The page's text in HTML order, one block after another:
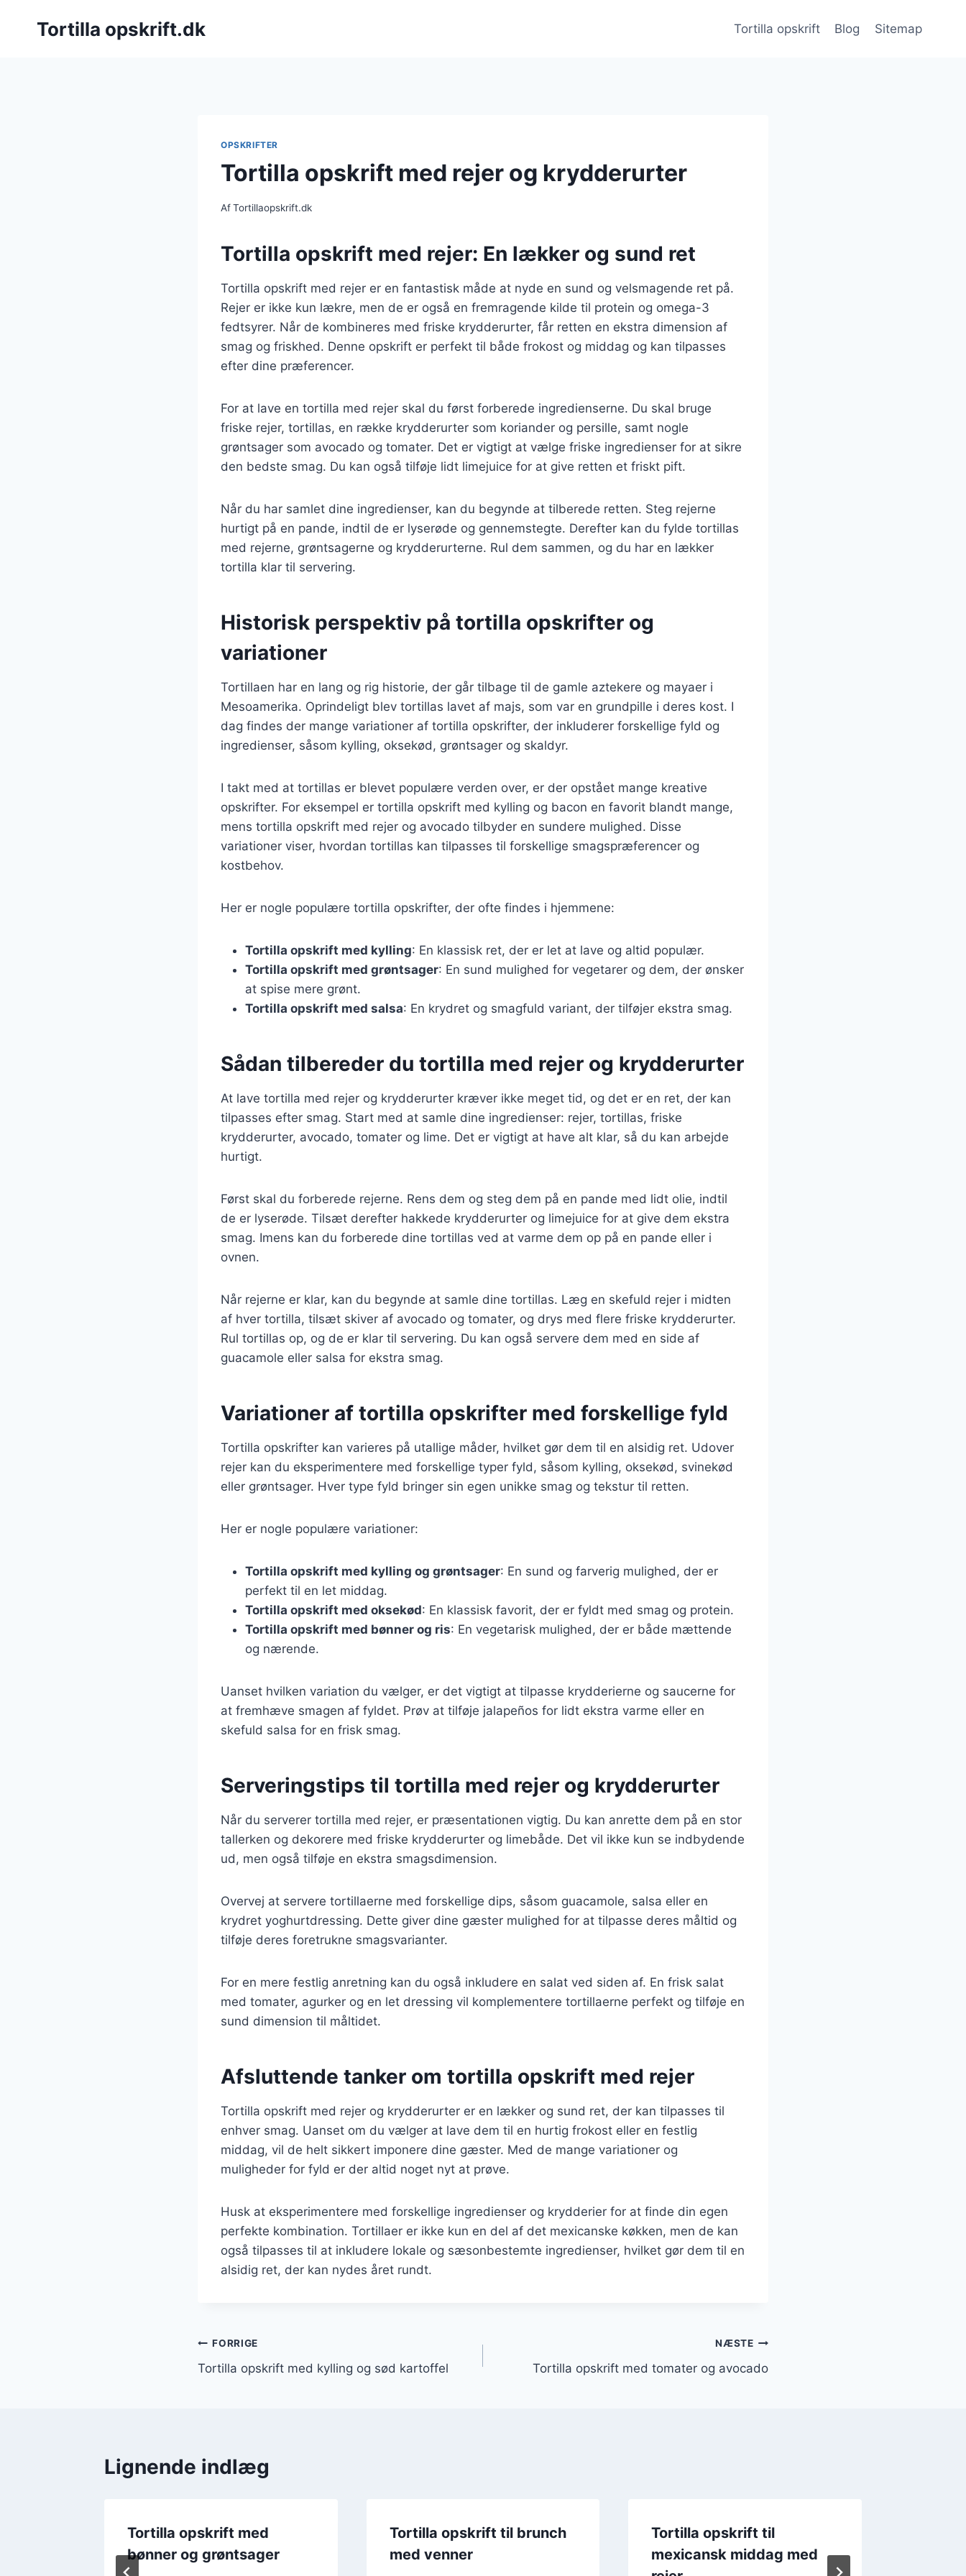
Tortilla opskrift.dk Tortilla opskrift Blog Sitemap
OPSKRIFTER
Tortilla opskrift med rejer og krydderurter
AfTortillaopskrift.dk
Tortilla opskrift med rejer: En lækker og sund ret
Tortilla opskrift med rejer er en fantastisk måde at nyde en sund og velsmagende ret på.
Rejer er ikke kun lækre, men de er også en fremragende kilde til protein og omega-3
fedtsyrer. Når de kombineres med friske krydderurter, får retten en ekstra dimension af
smag og friskhed. Denne opskrift er perfekt til både frokost og middag og kan tilpasses
efter dine præferencer.
For at lave en tortilla med rejer skal du først forberede ingredienserne. Du skal bruge
friske rejer, tortillas, en række krydderurter som koriander og persille, samt nogle
grøntsager som avocado og tomater. Det er vigtigt at vælge friske ingredienser for at sikre
den bedste smag. Du kan også tilføje lidt limejuice for at give retten et friskt pift.
Når du har samlet dine ingredienser, kan du begynde at tilberede retten. Steg rejerne
hurtigt på en pande, indtil de er lyserøde og gennemstegte. Derefter kan du fylde tortillas
med rejerne, grøntsagerne og krydderurterne. Rul dem sammen, og du har en lækker
tortilla klar til servering.
Historisk perspektiv på tortilla opskrifter og
variationer
Tortillaen har en lang og rig historie, der går tilbage til de gamle aztekere og mayaer i
Mesoamerika. Oprindeligt blev tortillas lavet af majs, som var en grundpille i deres kost. I
dag findes der mange variationer af tortilla opskrifter, der inkluderer forskellige fyld og
ingredienser, såsom kylling, oksekød, grøntsager og skaldyr.
I takt med at tortillas er blevet populære verden over, er der opstået mange kreative
opskrifter. For eksempel er tortilla opskrift med kylling og bacon en favorit blandt mange,
mens tortilla opskrift med rejer og avocado tilbyder en sundere mulighed. Disse
variationer viser, hvordan tortillas kan tilpasses til forskellige smagspræferencer og
kostbehov.
Her er nogle populære tortilla opskrifter, der ofte findes i hjemmene:
Tortilla opskrift med kylling: En klassisk ret, der er let at lave og altid populær.
Tortilla opskrift med grøntsager: En sund mulighed for vegetarer og dem, der ønsker
at spise mere grønt.
Tortilla opskrift med salsa: En krydret og smagfuld variant, der tilføjer ekstra smag.
Sådan tilbereder du tortilla med rejer og krydderurter
At lave tortilla med rejer og krydderurter kræver ikke meget tid, og det er en ret, der kan
tilpasses efter smag. Start med at samle dine ingredienser: rejer, tortillas, friske
krydderurter, avocado, tomater og lime. Det er vigtigt at have alt klar, så du kan arbejde
hurtigt.
Først skal du forberede rejerne. Rens dem og steg dem på en pande med lidt olie, indtil
de er lyserøde. Tilsæt derefter hakkede krydderurter og limejuice for at give dem ekstra
smag. Imens kan du forberede dine tortillas ved at varme dem op på en pande eller i
ovnen.
Når rejerne er klar, kan du begynde at samle dine tortillas. Læg en skefuld rejer i midten
af hver tortilla, tilsæt skiver af avocado og tomater, og drys med flere friske krydderurter.
Rul tortillas op, og de er klar til servering. Du kan også servere dem med en side af
guacamole eller salsa for ekstra smag.
Variationer af tortilla opskrifter med forskellige fyld
Tortilla opskrifter kan varieres på utallige måder, hvilket gør dem til en alsidig ret. Udover
rejer kan du eksperimentere med forskellige typer fyld, såsom kylling, oksekød, svinekød
eller grøntsager. Hver type fyld bringer sin egen unikke smag og tekstur til retten.
Her er nogle populære variationer:
Tortilla opskrift med kylling og grøntsager: En sund og farverig mulighed, der er
perfekt til en let middag.
Tortilla opskrift med oksekød: En klassisk favorit, der er fyldt med smag og protein.
Tortilla opskrift med bønner og ris: En vegetarisk mulighed, der er både mættende
og nærende.
Uanset hvilken variation du vælger, er det vigtigt at tilpasse krydderierne og saucerne for
at fremhæve smagen af fyldet. Prøv at tilføje jalapeños for lidt ekstra varme eller en
skefuld salsa for en frisk smag.
Serveringstips til tortilla med rejer og krydderurter
Når du serverer tortilla med rejer, er præsentationen vigtig. Du kan anrette dem på en stor
tallerken og dekorere med friske krydderurter og limebåde. Det vil ikke kun se indbydende
ud, men også tilføje en ekstra smagsdimension.
Overvej at servere tortillaerne med forskellige dips, såsom guacamole, salsa eller en
krydret yoghurtdressing. Dette giver dine gæster mulighed for at tilpasse deres måltid og
tilføje deres foretrukne smagsvarianter.
For en mere festlig anretning kan du også inkludere en salat ved siden af. En frisk salat
med tomater, agurker og en let dressing vil komplementere tortillaerne perfekt og tilføje en
sund dimension til måltidet.
Afsluttende tanker om tortilla opskrift med rejer
Tortilla opskrift med rejer og krydderurter er en lækker og sund ret, der kan tilpasses til
enhver smag. Uanset om du vælger at lave dem til en hurtig frokost eller en festlig
middag, vil de helt sikkert imponere dine gæster. Med de mange variationer og
muligheder for fyld er der altid noget nyt at prøve.
Husk at eksperimentere med forskellige ingredienser og krydderier for at finde din egen
perfekte kombination. Tortillaer er ikke kun en del af det mexicanske køkken, men de kan
også tilpasses til at inkludere lokale og sæsonbestemte ingredienser, hvilket gør dem til en
alsidig ret, der kan nydes året rundt.
Indlægsnavigation
FORRIGE
Tortilla opskrift med kylling og sød kartoffel
NÆSTE
Tortilla opskrift med tomater og avocado
Lignende indlæg
Tortilla opskrift med
bønner og grøntsager
Tortilla opskrift til brunch
med venner
Tortilla opskrift til
mexicansk middag med